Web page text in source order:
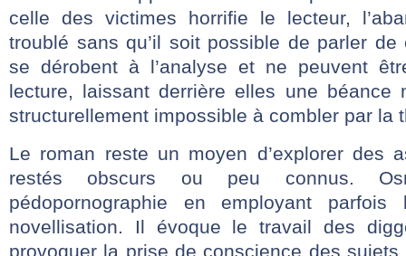
celle des victimes horrifie le lecteur,
troublé sans qu’il soit possible de parler
se dérobent à l’analyse et ne peuvent
lecture, laissant derrière elles une béance
structurellement impossible à combler par la
Le roman reste un moyen d’explorer des
restés obscurs ou peu connus.
pédopornographie en employant
novellisation. Il évoque le travail des
provoquer la prise de conscience des